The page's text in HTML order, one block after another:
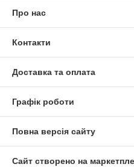
Про нас
Контакти
Доставка та оплата
Графік роботи
Повна версія сайту
Сайт створено на